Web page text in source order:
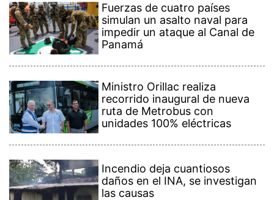
Fuerzas de cuatro países
simulan un asalto naval para
impedir un ataque al Canal de
Panamá
Ministro Orillac realiza
recorrido inaugural de nueva
ruta de Metrobus con
unidades 100% eléctricas
Incendio deja cuantiosos
daños en el INA, se investigan
las causas